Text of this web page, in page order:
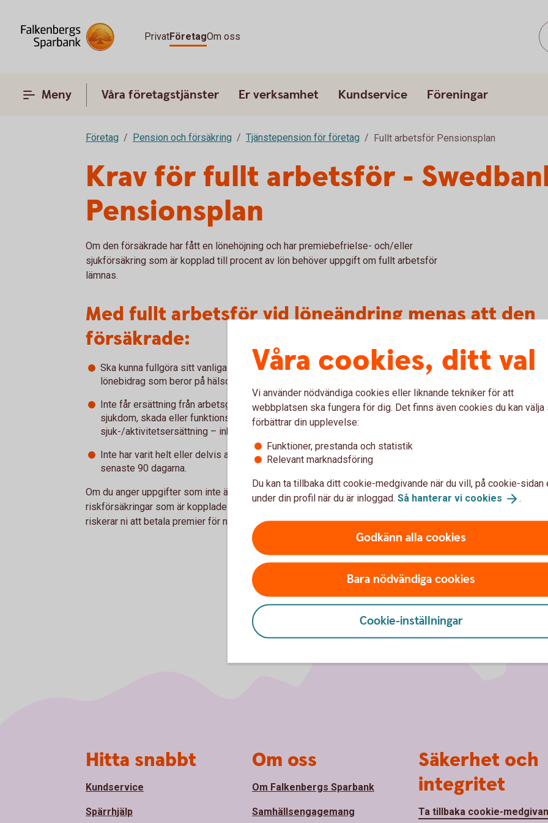
PrivatFöretagOm oss
Meny Våra företagstjänster Er verksamhet Kundservice Föreningar
Företag Pension och försäkring Tjänstepension för företag Fullt arbetsför Pensionsplan
Krav för fullt arbetsför -
Pensionsplan
Om den försäkrade har fått en lönehöjning och har premiebefrielse- och/eller
sjukförsäkring som är kopplad till procent av lön behöver uppgift om fullt arbetsför
lämnas.
Med fullt arbetsför vid löneändring menas att den
försäkrade:
Ska kunna fullgöra sitt vanliga arbete utan anpassningar, inskränkningar eller
lönebidrag som beror på hälsoskäl.
Inte får ersättning från arbetsgivare eller Försäkringskassan som har samband med
sjukdom, skada eller funktionsnedsättning (t ex sjuklön, sjukpenning,
sjuk-/aktivitetsersättning – inklusive vilande sådan).
Inte har varit helt eller delvis arbetsoförmögen i mer än 14 dagar i följd under de
senaste 90 dagarna.
Om du anger uppgifter som inte är sanna eller fullständiga kan det innebära att
riskförsäkringar som är kopplade till försäkringen inte gäller när de behöver utnyttjas. Då
riskerar ni att betala premier för något ni inte kan använda fullt ut.
Våra cookies, ditt val
Vi använder nödvändiga cookies eller liknande tekniker för att
webbplatsen ska fungera för dig. Det finns även cookies du kan välja
förbättrar din upplevelse:
Funktioner, prestanda och statistik
Relevant marknadsföring
Du kan ta tillbaka ditt cookie-medgivande när du vill, på cookie-sidan
under din profil när du är inloggad. Så hanterar vi cookies .
Godkänn alla cookies
Bara nödvändiga cookies
Cookie-inställningar
Hitta snabbt
Kundservice
Spärrhjälp
Om oss
Om Falkenbergs Sparbank
Samhällsengagemang
Säkerhet och
integritet
Ta tillbaka cookie-